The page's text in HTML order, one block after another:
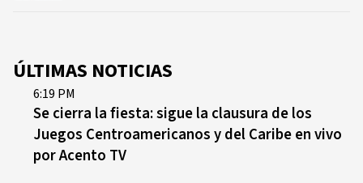
ÚLTIMAS NOTICIAS
6:19 PM
Se cierra la fiesta: sigue la clausura de los
Juegos Centroamericanos y del Caribe en vivo
por Acento TV